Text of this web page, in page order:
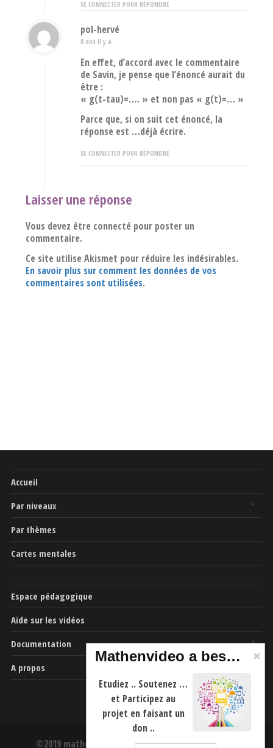
SE CONNECTER POUR RÉPONDRE
pol-hervé
8 ans Il y a
En effet, d’accord avec le commentaire
de Savin, je pense que l’énoncé aurait du
être :
« g(t-tau)=…. » et non pas « g(t)=… »
Parce que, si on suit cet énoncé, la
réponse est …déjà écrire.
SE CONNECTER POUR RÉPONDRE
Laisser une réponse
Vous devez être connecté pour poster un
commentaire.
Ce site utilise Akismet pour réduire les indésirables.
En savoir plus sur comment les données de vos
commentaires sont utilisées.
Accueil
Par niveaux
Par thèmes
Cartes mentales
Espace pédagogique
Aide sur les vidéos
Documentation
A propos
©2019 mathenvideo.fr -CGU-Mentions Légales
Mathenvideo a besoin de vous
Etudiez .. Soutenez …
et Participez au
projet en faisant un
don ..